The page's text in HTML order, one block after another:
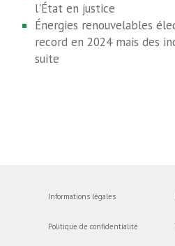
l'État en justice
Énergies renouvelables
record en 2024 mais des
suite
Informations légales
Politique de confidentialité